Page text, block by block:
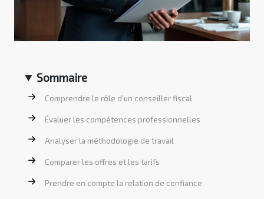
Sommaire
Comprendre le rôle d’un conseiller fiscal
Évaluer les compétences professionnelles
Analyser la méthodologie de travail
Comparer les offres et les tarifs
Prendre en compte la relation de confiance